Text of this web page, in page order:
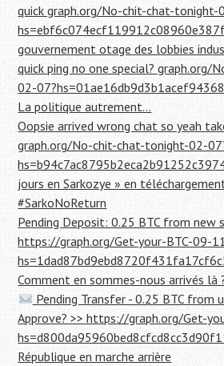
quick graph.org/No-chit-chat-tonight-
gouvernement otage des lobbies
quick ping no one special?
02-
La politique autrement…
Oopsie arrived wrong chat so yeah
graph.org/No-chit-chat-tonight-02-
jours en Sarkozye » en
#SarkoNoReturn
Pending Deposit: 0.25 BTC from new
https://graph.org/Get-your-BTC-09-
Comment en sommes-nous arrivés là
Pending Transfer - 0.25 BTC from
Approve? >> https://graph.org/Get-
République en marche arrière